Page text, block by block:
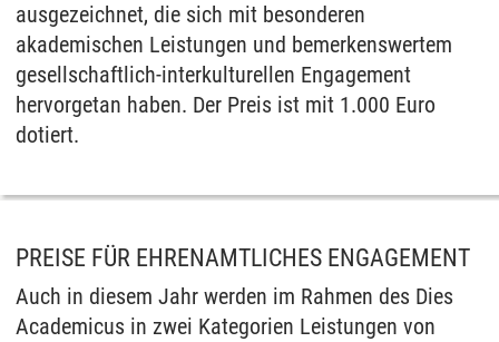
ausgezeichnet, die sich mit besonderen
akademischen Leistungen und bemerkenswertem
gesellschaftlich-interkulturellen Engagement
hervorgetan haben. Der Preis ist mit 1.000 Euro
dotiert.
PREISE FÜR EHRENAMTLICHES ENGAGEMENT
Auch in diesem Jahr werden im Rahmen des Dies
Academicus in zwei Kategorien Leistungen von